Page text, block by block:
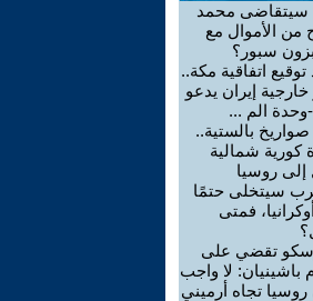
سيتقاضى محمد
من الأموال مع
سبور؟
توقيع اتفاقية مكة..
خارجية إيران يدعو
وحدة الم ...
بالستية..
كورية شمالية
روسيا
سيتخلى حتمًا
فمتى
تقضي على
باشينيان: لا واجب
تجاه أرميني